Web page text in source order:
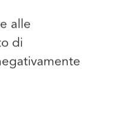
alle
di